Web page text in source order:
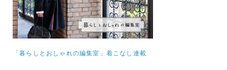
「暮らしとおしゃれの編集室」着こなし連載